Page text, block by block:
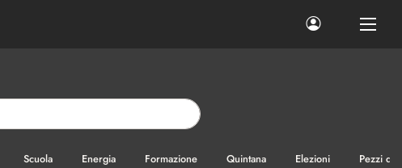
Scuola Energia Formazione Quintana Elezioni Pezzi di